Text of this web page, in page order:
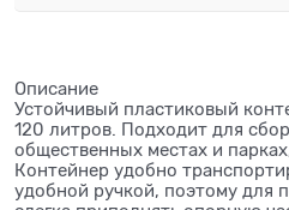
Описание
Устойчивый пластиковый
120 литров. Подходит для
общественных местах и
Контейнер удобно
удобной ручкой, поэтому для